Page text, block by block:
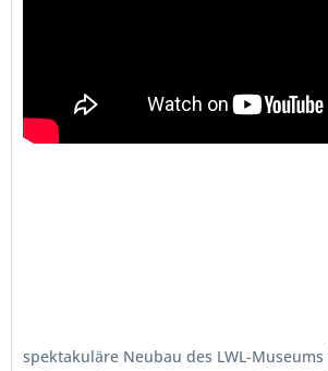
spektakuläre Neubau des LWL-